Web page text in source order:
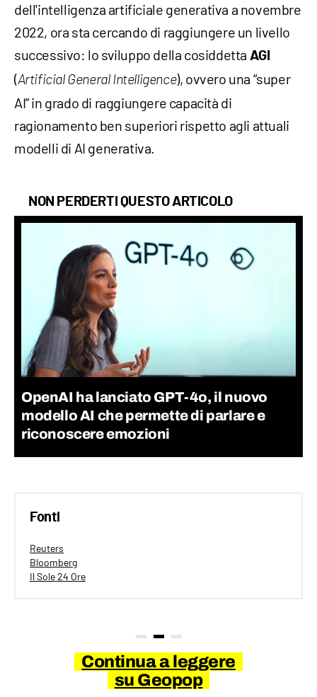
dell'intelligenza artificiale generativa a novembre
2022, ora sta cercando di raggiungere un livello
successivo: lo sviluppo della cosiddetta AGI
(Artificial General Intelligence), ovvero una “super
AI” in grado di raggiungere capacità di
ragionamento ben superiori rispetto agli attuali
modelli di AI generativa.
NON PERDERTI QUESTO ARTICOLO
OpenAI ha lanciato GPT-4o, il nuovo
modello AI che permette di parlare e
riconoscere emozioni
Fonti
Reuters
Bloomberg
Il Sole 24 Ore
Continua a leggere
su Geopop